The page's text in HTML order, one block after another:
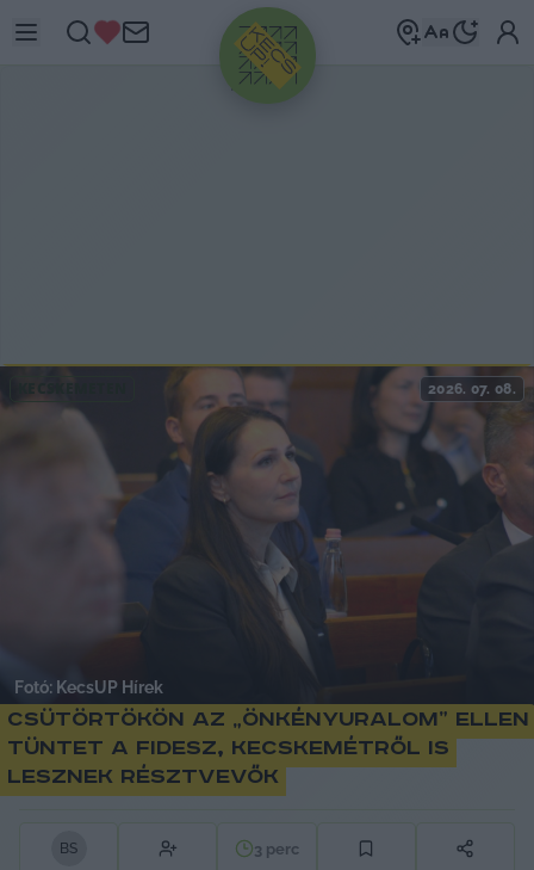
HIRDETÉS
2026. 07. 08.
Fotó: KecsUP Hírek
Csütörtökön az „önkényuralom” ellen
tüntet a Fidesz, Kecskemétről is
lesznek résztvevők
BS 3 perc